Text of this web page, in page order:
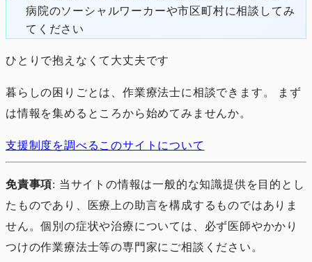
病院のソーシャルワーカーや市区町村に相談してみ
てください
ひとりで抱えなくて大丈夫です
暮らしの困りごとは、作業療法士に相談できます。 まず
は情報を集めるところから始めてみませんか。
支援制度を調べる このサイトについて
免責事項: 当サイトの情報は一般的な知識提供を目的とし
たものであり、医療上の助言を構成するものではありま
せん。個別の症状や治療については、必ず医師やかかり
つけの作業療法士等の専門家にご相談ください。